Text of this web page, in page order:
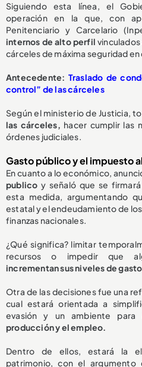
Siguiendo esta línea, el
operación en la que, con
Penitenciario y Carcelario
internos de alto perfil
cárceles de máxima seguridad
Antecedente: Traslado de
control” de las cárceles
Según el ministerio de Justicia,
las cárceles, hacer cumplir las
órdenes judiciales.
Gasto público y el impuesto
En cuanto a lo económico,
publico y señaló que se
esta medida, argumentando
estatal y el endeudamiento de
finanzas nacionales.
¿Qué significa? limitar
recursos o impedir que
incrementan sus niveles de
Otra de las decisiones fue una
cual estará orientada a
evasión y un ambiente para
producción y el empleo.
Dentro de ellos, estará la
patrimonio, con el